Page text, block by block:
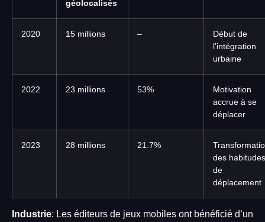
géolocalisés
2020 15 millions –
Début de
l’intégration
urbaine
2022 23 millions 53%
Motivation
accrue à se
déplacer
2023 28 millions 21.7%
des habitudes
de
déplacement
Industrie: Les éditeurs de jeux mobiles ont bénéficié d’un